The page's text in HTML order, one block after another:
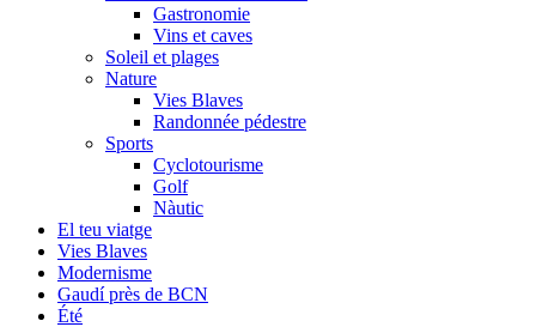
Gastronomie
Vins et caves
Soleil et plages
Nature
Vies Blaves
Randonnée pédestre
Sports
Cyclotourisme
Golf
Nàutic
El teu viatge
Vies Blaves
Modernisme
Gaudí près de BCN
Été